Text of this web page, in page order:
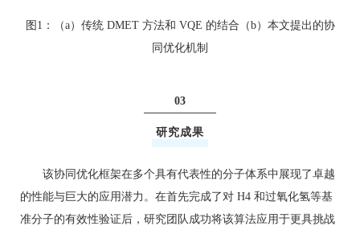
图1：（a）传统 DMET 方法和 VQE 的结合（b）本文提出的协
同优化机制
03
研究成果
该协同优化框架在多个具有代表性的分子体系中展现了卓越
的性能与巨大的应用潜力。在首先完成了对 H4 和过氧化氢等基
准分子的有效性验证后，研究团队成功将该算法应用于更具挑战